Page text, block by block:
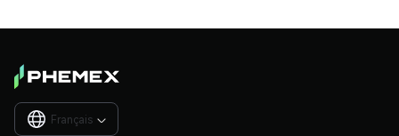
Français 